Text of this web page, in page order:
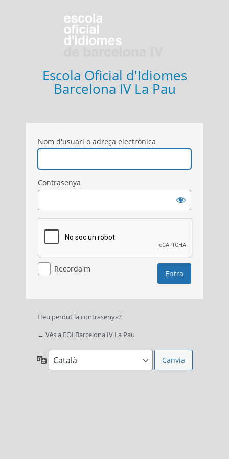
Escola Oficial d'Idiomes
Barcelona IV La Pau
Nom d'usuari o adreça electrònica
Contrasenya
Recorda'm
Heu perdut la contrasenya?
← Vés a EOI Barcelona IV La Pau
Idioma